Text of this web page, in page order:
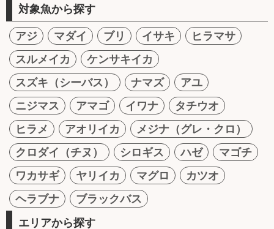
対象魚から探す
アジ マダイ ブリ イサキ
ヒラマサ
スルメイカ
ケンサキイカ
スズキ（シーバス）
ナマズ
アユ
ニジマス
アマゴ イワナ
タチウオ
ヒラメ
アオリイカ
メジナ（グレ・クロ）
クロダイ（チヌ）
シロギス ハゼ
マゴチ
ワカサギ
ヤリイカ マグロ
カツオ
ヘラブナ
ブラックバス
エリアから探す